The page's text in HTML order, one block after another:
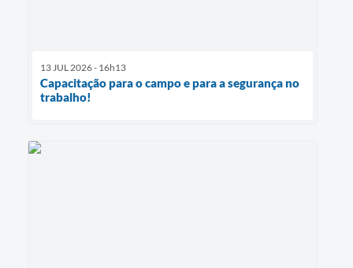
13 JUL 2026 - 16h13
Capacitação para o campo e para a segurança no
trabalho!